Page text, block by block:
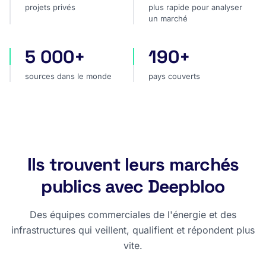
projets privés
plus rapide pour analyser
un marché
sources dans le monde
5 000+
sources dans le monde
pays couverts
190+
pays couverts
Ils trouvent leurs marchés
publics avec Deepbloo
Des équipes commerciales de l'énergie et des
infrastructures qui veillent, qualifient et répondent plus
vite.